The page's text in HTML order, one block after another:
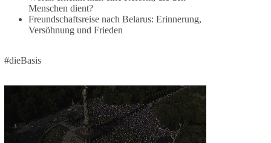
https://www.facebook.com/groups/diebasissachse
nanhalt/
Instragram:
halt/
https://www.tiktok.com/@diebasis_sachsenanhalt
https://x.com/DieBasisLSA
https://www.youtube.com/dieBasisSachsenAnhalt
Menschen dient?
Freundschaftsreise nach Belarus: Erinnerung,
Versöhnung und Frieden
#dieBasis